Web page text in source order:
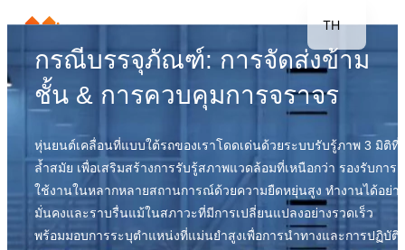
กรณีบรรจุภัณฑ์: การจัดส่งข้าม
ชั้น & การควบคุมการจราจร
หุ่นยนต์เคลื่อนที่แบบใต้รถของเราโดดเด่นด้วยระบบรับรู้ภาพ 3 มิติที่
ล้ำสมัย เพื่อเสริมสร้างการรับรู้สภาพแวดล้อมที่เหนือกว่า รองรับการ
ใช้งานในหลากหลายสถานการณ์ด้วยความยืดหยุ่นสูง ทำงานได้อย่าง
มั่นคงและราบรื่นแม้ในสภาวะที่มีการเปลี่ยนแปลงอย่างรวดเร็ว
พร้อมมอบการระบุตำแหน่งที่แม่นยำสูงเพื่อการนำทางและการปฏิบัติ
TH
EN
KR
DE
FR
ES